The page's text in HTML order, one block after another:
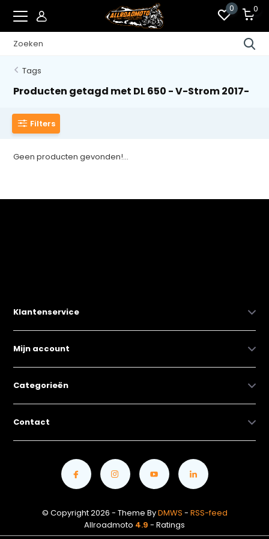
0 0
Tags
Producten getagd met DL 650 - V-Strom 2017-
Filters
Geen producten gevonden!...
Klantenservice
Mijn account
Categorieën
Contact
© Copyright 2026 - Theme ByDMWS - RSS-feed
Allroadmoto 4.9 - Ratings